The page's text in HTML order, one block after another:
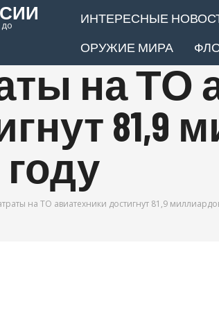
ИНТЕРЕСНЫЕ
ОРУЖИЕ МИРА
на ТО
году
на ТО авиатехники достигнут 81,9